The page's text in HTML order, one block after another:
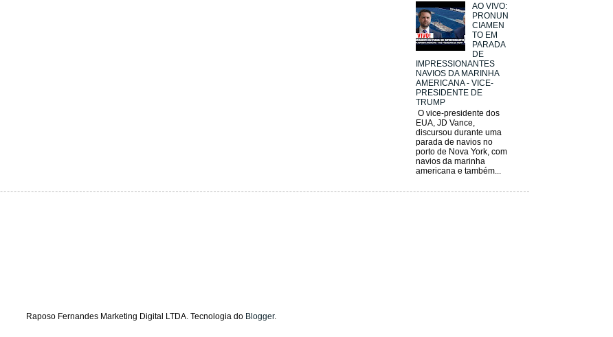
AO VIVO:
PRONUN
CIAMEN
TO EM
PARADA
DE
IMPRESSIONANTES
NAVIOS DA MARINHA
AMERICANA - VICE-
PRESIDENTE DE
TRUMP
O vice-presidente dos
EUA, JD Vance,
discursou durante uma
parada de navios no
porto de Nova York, com
navios da marinha
americana e também...
Raposo Fernandes Marketing Digital LTDA. Tecnologia do Blogger.